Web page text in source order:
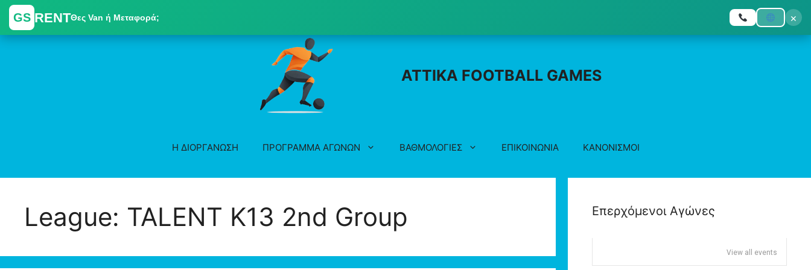
GS RENTΘες Van ή Μεταφορά; ×
Skip
ATTIKA FOOTBALL GAMES
Η ΔΙΟΡΓΑΝΩΣΗ ΠΡΟΓΡΑΜΜΑ ΑΓΩΝΩΝ ΒΑΘΜΟΛΟΓΙΕΣ ΕΠΙΚΟΙΝΩΝΙΑ ΚΑΝΟΝΙΣΜΟΙ
League: TALENT Κ13 2nd Group Επερχόμενοι Αγώνες
View all events